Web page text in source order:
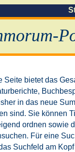
Seite bietet das
in das neue
sind. Sie können
ordnen sowie
Für eine
Suchfeld am